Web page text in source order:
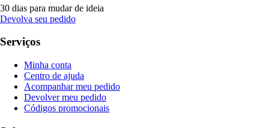
30 dias para mudar de ideia
Devolva seu pedido
Serviços
Minha conta
Centro de ajuda
Acompanhar meu pedido
Devolver meu pedido
Códigos promocionais